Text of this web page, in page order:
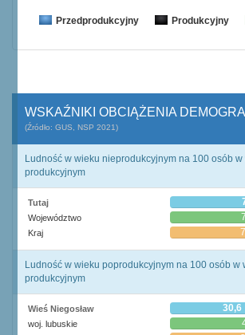
Przedprodukcyjny Produkcyjny
WSKAŹNIKI OBCIĄŻENIA
(Źródło: GUS, NSP 2021)
Ludność w wieku nieprodukcyjnym na 100 osób w
produkcyjnym
Tutaj
Województwo
Kraj
Ludność w wieku poprodukcyjnym na 100 osób w
produkcyjnym
Wieś Niegosław 30,6
woj. lubuskie